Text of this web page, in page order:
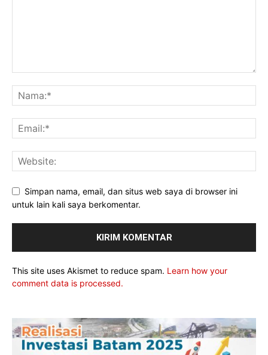
Simpan nama, email, dan situs web saya di browser ini
untuk lain kali saya berkomentar.
This site uses Akismet to reduce spam. Learn how your
comment data is processed.